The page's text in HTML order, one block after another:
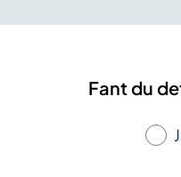
Fant du